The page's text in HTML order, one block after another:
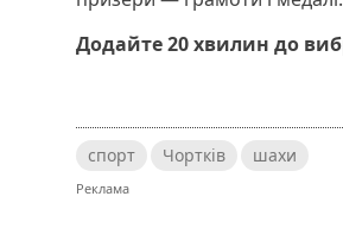
Додайте 20 хвилин до
спорт Чортків шахи